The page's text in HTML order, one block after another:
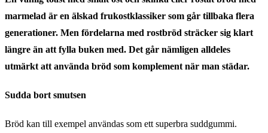
marmelad är en älskad frukostklassiker som går tillbaka flera
generationer. Men fördelarna med rostbröd sträcker sig klart
längre än att fylla buken med. Det går nämligen alldeles
utmärkt att använda bröd som komplement när man städar.
Sudda bort smutsen
Bröd kan till exempel användas som ett superbra suddgummi.